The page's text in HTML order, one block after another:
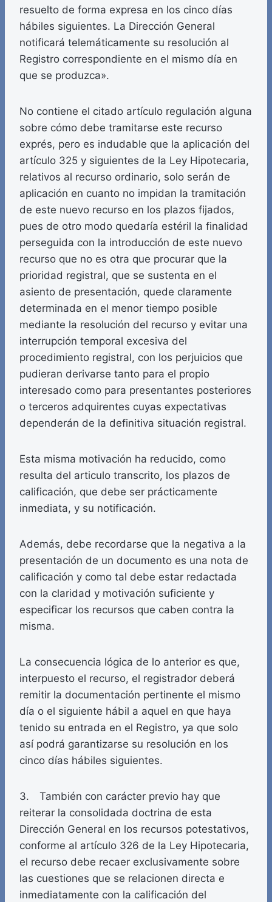
resuelto de forma expresa en los cinco días
hábiles siguientes. La Dirección General
notificará telemáticamente su resolución al
Registro correspondiente en el mismo día en
que se produzca».
No contiene el citado artículo regulación alguna
sobre cómo debe tramitarse este recurso
exprés, pero es indudable que la aplicación del
artículo 325 y siguientes de la Ley Hipotecaria,
relativos al recurso ordinario, solo serán de
aplicación en cuanto no impidan la tramitación
de este nuevo recurso en los plazos fijados,
pues de otro modo quedaría estéril la finalidad
perseguida con la introducción de este nuevo
recurso que no es otra que procurar que la
prioridad registral, que se sustenta en el
asiento de presentación, quede claramente
determinada en el menor tiempo posible
mediante la resolución del recurso y evitar una
interrupción temporal excesiva del
procedimiento registral, con los perjuicios que
pudieran derivarse tanto para el propio
interesado como para presentantes posteriores
o terceros adquirentes cuyas expectativas
dependerán de la definitiva situación registral.
Esta misma motivación ha reducido, como
resulta del articulo transcrito, los plazos de
calificación, que debe ser prácticamente
inmediata, y su notificación.
Además, debe recordarse que la negativa a la
presentación de un documento es una nota de
calificación y como tal debe estar redactada
con la claridad y motivación suficiente y
especificar los recursos que caben contra la
misma.
La consecuencia lógica de lo anterior es que,
interpuesto el recurso, el registrador deberá
remitir la documentación pertinente el mismo
día o el siguiente hábil a aquel en que haya
tenido su entrada en el Registro, ya que solo
así podrá garantizarse su resolución en los
cinco días hábiles siguientes.
3. También con carácter previo hay que
reiterar la consolidada doctrina de esta
Dirección General en los recursos potestativos,
conforme al artículo 326 de la Ley Hipotecaria,
el recurso debe recaer exclusivamente sobre
las cuestiones que se relacionen directa e
inmediatamente con la calificación del